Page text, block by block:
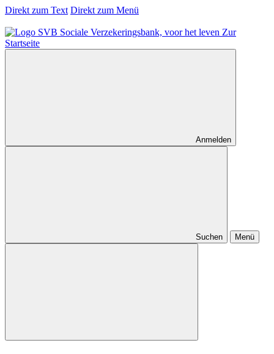
Direkt zum Text Direkt zum Menü
Zur
Startseite
Anmelden
Suchen Menü